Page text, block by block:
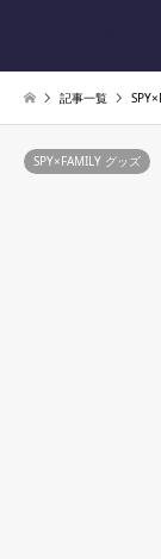
記事一覧
SPY×FAMILY グッズ